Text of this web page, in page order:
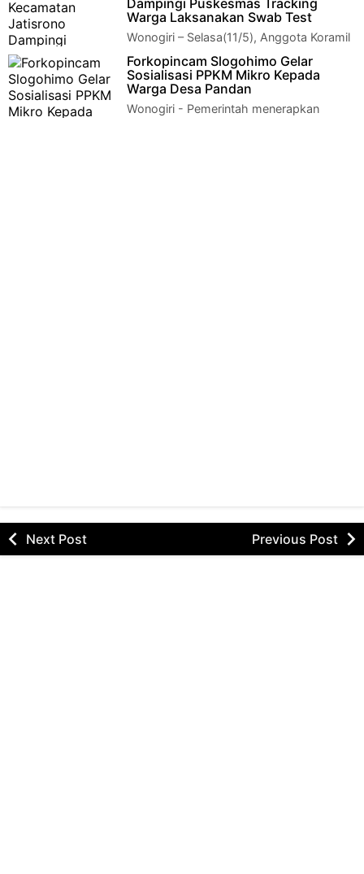
Dampingi Puskesmas Tracking
Warga Laksanakan Swab Test
Wonogiri – Selasa(11/5), Anggota Koramil
14/Jatisrono Serma Sukri, bersama
dengan Anggota Polsek Ipda Marman dengan dida…
Forkopincam Slogohimo Gelar
Sosialisasi PPKM Mikro Kepada
Warga Desa Pandan
Wonogiri - Pemerintah menerapkan
Next Post Previous Post